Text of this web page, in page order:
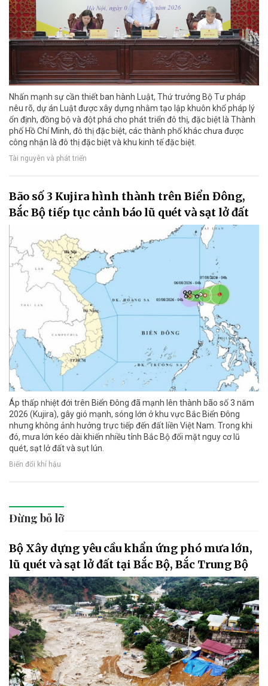
Nhấn mạnh sự cần thiết ban hành Luật, Thứ trưởng Bộ Tư pháp
nêu rõ, dự án Luật được xây dựng nhằm tạo lập khuôn khổ pháp lý
ổn định, đồng bộ và đột phá cho phát triển đô thị, đặc biệt là Thành
phố Hồ Chí Minh, đô thị đặc biệt, các thành phố khác chưa được
công nhận là đô thị đặc biệt và khu kinh tế đặc biệt.
Tài nguyên và phát triển
Bão số 3 Kujira hình thành trên Biển Đông,
Bắc Bộ tiếp tục cảnh báo lũ quét và sạt lở đất
Áp thấp nhiệt đới trên Biển Đông đã mạnh lên thành bão số 3 năm
2026 (Kujira), gây gió mạnh, sóng lớn ở khu vực Bắc Biển Đông
nhưng không ảnh hưởng trực tiếp đến đất liền Việt Nam. Trong khi
đó, mưa lớn kéo dài khiến nhiều tỉnh Bắc Bộ đối mặt nguy cơ lũ
quét, sạt lở đất và sụt lún.
Biến đổi khí hậu
Đừng bỏ lỡ
Bộ Xây dựng yêu cầu khẩn ứng phó mưa lớn,
lũ quét và sạt lở đất tại Bắc Bộ, Bắc Trung Bộ